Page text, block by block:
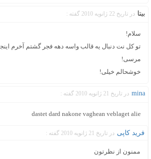
بیتا در تاریخ 22 ژانویه 2010 گفته :
سلام!
تو کل نت دنبال یه قالب واسه دهه فجر گشتم آخرم
مرسی!
خوشحالم خیلی!
mina در تاریخ 21 ژانویه 2010 گفته :
dastet dard nakone vaghean veblaget alie
فرید کاپی در تاریخ 21 ژانویه 2010 گفته :
ممنون از نظرتون